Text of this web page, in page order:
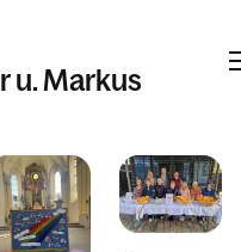
u. Markus